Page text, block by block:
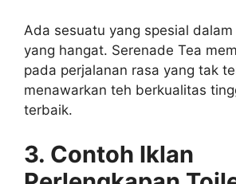
Ada sesuatu yang spesial
yang hangat. Serenade Tea
pada perjalanan rasa yang tak
menawarkan teh berkualitas
terbaik.
3. Contoh Iklan